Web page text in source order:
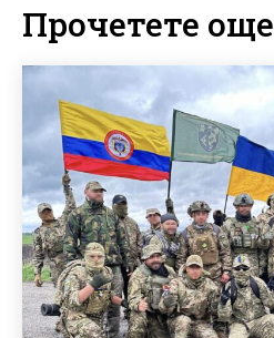
Прочетете още